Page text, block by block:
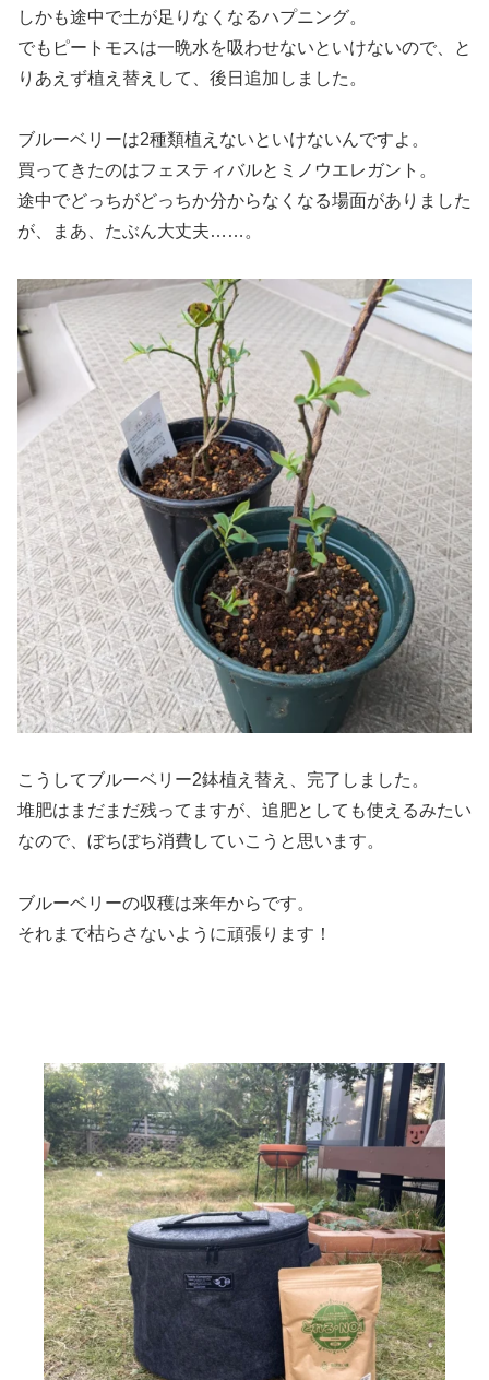
しかも途中で土が足りなくなるハプニング。
でもピートモスは一晩水を吸わせないといけないので、と
りあえず植え替えして、後日追加しました。
ブルーベリーは2種類植えないといけないんですよ。
買ってきたのはフェスティバルとミノウエレガント。
途中でどっちがどっちか分からなくなる場面がありました
が、まあ、たぶん大丈夫……。
こうしてブルーベリー2鉢植え替え、完了しました。
堆肥はまだまだ残ってますが、追肥としても使えるみたい
なので、ぼちぼち消費していこうと思います。
ブルーベリーの収穫は来年からです。
それまで枯らさないように頑張ります！